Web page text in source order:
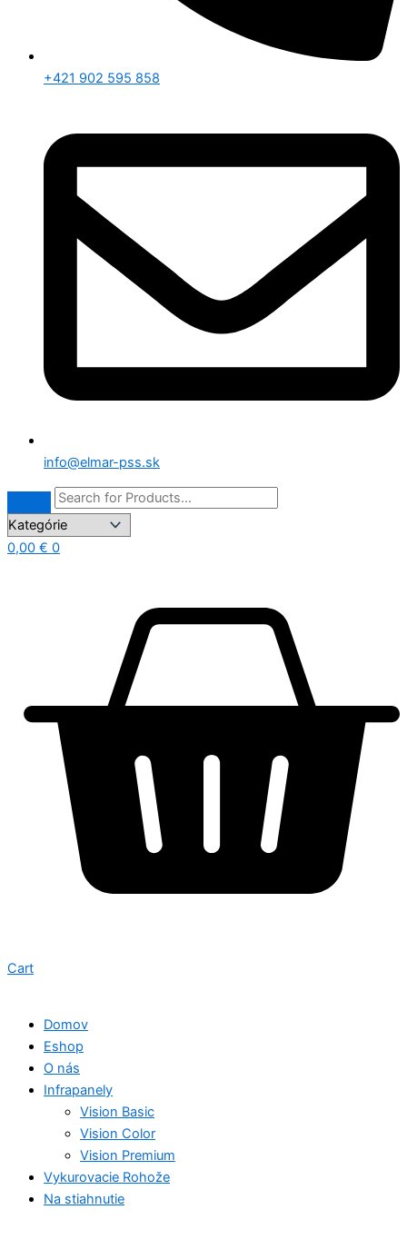
+421 902 595 858
info@elmar-pss.sk
0,00 € 0
Cart
Domov
Eshop
O nás
Infrapanely
Vision Basic
Vision Color
Vision Premium
Vykurovacie Rohože
Na stiahnutie